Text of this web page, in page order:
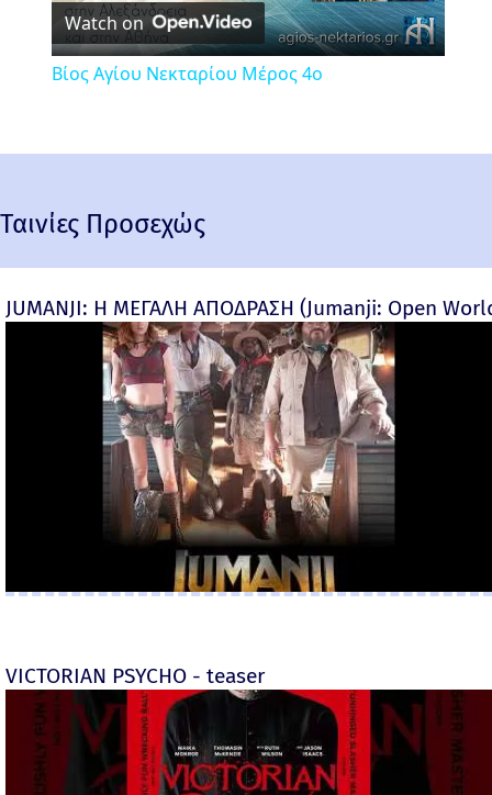
Video
Watch on
Βίος Αγίου Νεκταρίου Μέρος 4ο
Ταινίες Προσεχώς
JUMANJI: Η ΜΕΓΑΛΗ ΑΠΟΔΡΑΣΗ (Jumanji: Open
VICTORIAN PSYCHO - teaser